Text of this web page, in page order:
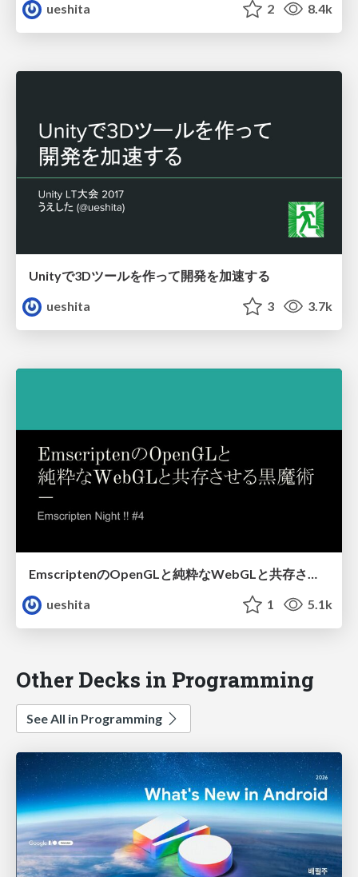
ueshita
2 8.4k
Unityで3Dツールを作って開発を加速する
ueshita
3 3.7k
EmscriptenのOpenGLと純粋なWebGLと共存させる黒魔術
ueshita
1 5.1k
Other Decks in Programming
See All in Programming